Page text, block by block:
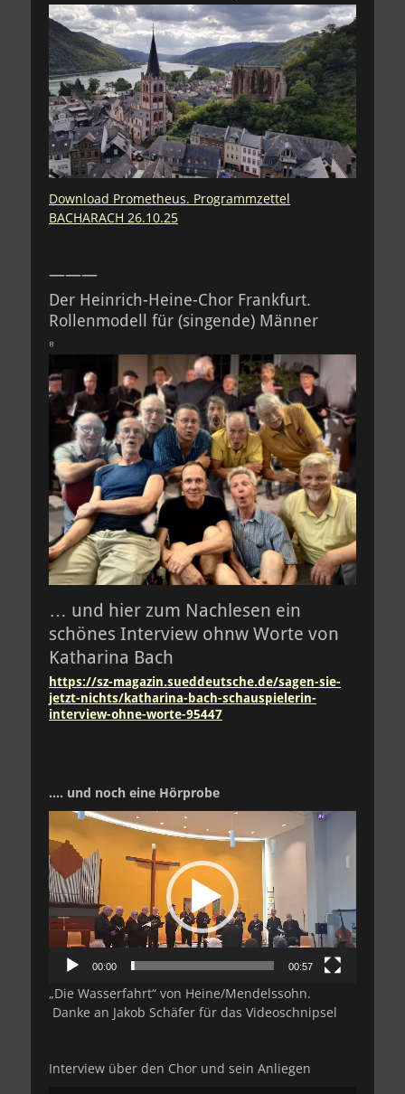
Download Prometheus. Programmzettel
BACHARACH 26.10.25
———
Der Heinrich-Heine-Chor Frankfurt.
Rollenmodell für (singende) Männer
⁸
… und hier zum Nachlesen ein
schönes Interview ohnw Worte von
Katharina Bach
https://sz-magazin.sueddeutsche.de/sagen-sie-
jetzt-nichts/katharina-bach-schauspielerin-
interview-ohne-worte-95447
…. und noch eine Hörprobe
Video-
Player
00:00 00:57
„Die Wasserfahrt“ von Heine/Mendelssohn.
Danke an Jakob Schäfer für das Videoschnipsel
Interview über den Chor und sein Anliegen